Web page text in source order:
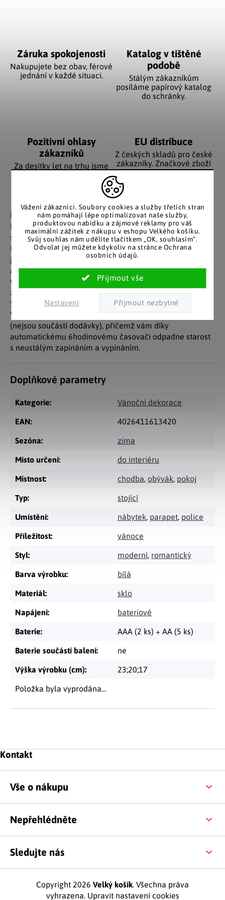
Vážení zákazníci. Soubory cookies a služby třetích stran
nám pomáhají lépe optimalizovat naše služby,
produktovou nabídku a zájmové reklamy pro váš
maximální zážitek z nákupu v eshopu Velkého košíku.
Svůj souhlas nám udělíte tlačítkem „OK, souhlasím“.
Odvolat jej můžete kdykoliv na stránce Ochrana
osobních údajů.
Nastavení
Záruka spokojenosti
Nakupujete bez obav, férové
jednání v každé situaci.
Katalog v tištěné
podobě
Stálým zákazníkům
posíláme papírový katalog
do schránky.
Pozitivní ohlasy
zákazníků
Za desítky let na trhu jsme
spokojených zákazníků.
EU distribuce
Z českých skladů pro české
zákazníky. Značkové zboží
se zárukou původu.
Detailní popis produktu
Nechte se okouzlit krásnou přírodní scenérií na třech
stylizovaných skleněných jedličkách ve tvaru kuželu.
Motivem je zasněžený zimní les, jehož působivé akcenty
ještě zvýrazní LED diody ukryté uvnitř.
Atraktivní vánoční světelná dekorace s hvězdou na
vrcholu skvěle vynikne na stole, poličce či parapetu a
zpříjemní vám dlouhé zimní večery.
Světelné kužely jsou ideální ozdobou především na
Vánoce. Rozzáříte je pomocí 2 x AAA + 5 x AA baterií
(nejsou součástí dodávky), přičemž vám díky
automatickému 6hodinovému časovači odpadne starost
s neustálým zapínáním a vypínáním.
Doplňkové parametry
Kategorie: Vánoční dekorace
EAN: 4026411613420
Sezóna: zima
Místo určení: do interiéru
Místnost: chodba, obývák, pokoj
Typ: stojící
Umístění: nábytek, parapet, police
Příležitost: vánoce
Styl: moderní, romantický
Barva výrobku: bílá
Materiál: sklo
Napájení: bateriové
Baterie: AAA (2 ks) + AA (5 ks)
Baterie součástí balení: ne
Výška výrobku (cm): 23;20;17
Položka byla vyprodána…
Zápatí
Kontakt
Vše o nákupu
Nepřehlédněte
Sledujte nás
Copyright 2026 Velký košík. Všechna práva
vyhrazena. Upravit nastavení cookies